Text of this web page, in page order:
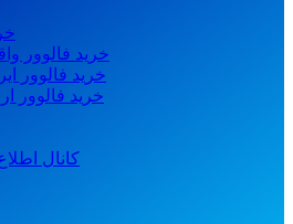
خرید فالوور
خرید فالوور
خرید فالوور
کانال